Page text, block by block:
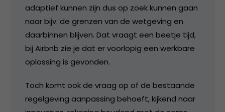
adaptief kunnen zijn dus op zoek kunnen gaan
naar bijv. de grenzen van de wetgeving en
daarbinnen blijven. Dat vraagt een beetje tijd,
bij Airbnb zie je dat er voorlopig een werkbare
oplossing is gevonden.
Toch komt ook de vraag op of de bestaande
regelgeving aanpassing behoeft, kijkend naar